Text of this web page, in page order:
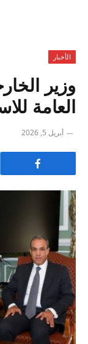
الأخبار
وزير
العامة
أبريل 5, 2026